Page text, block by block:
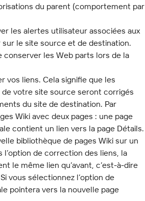
du parent (comportement par
les alertes utilisateur associées aux
le site source et de destination.
les Web parts lors de la
liens. Cela signifie que les
votre site source seront corrigés
du site de destination. Par
Wiki avec deux pages : une page
contient un lien vers la page Détails.
bibliothèque de pages Wiki sur un
de correction des liens, la
le même lien qu’avant, c’est-à-dire
vous sélectionnez l’option de
pointera vers la nouvelle page